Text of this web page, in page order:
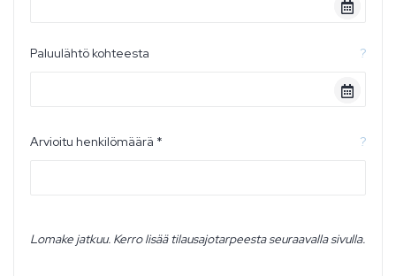
Paluulähtö kohteesta ?
Arvioitu henkilömäärä * ?
Lomake jatkuu. Kerro lisää tilausajotarpeesta seuraavalla sivulla.